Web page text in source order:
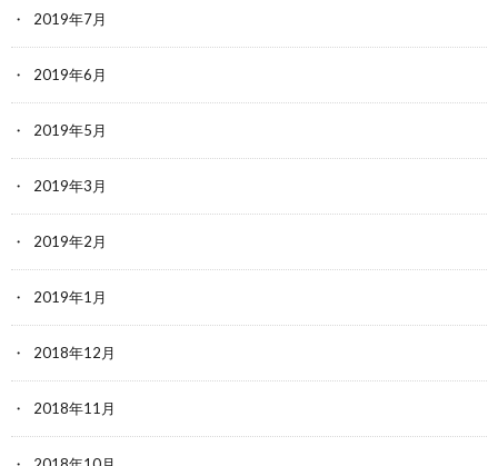
2019年7月
2019年6月
2019年5月
2019年3月
2019年2月
2019年1月
2018年12月
2018年11月